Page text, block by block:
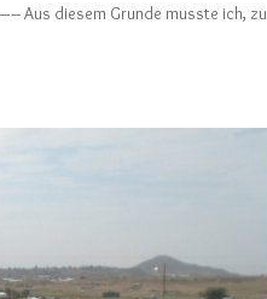
diesem Grunde musste ich, zu